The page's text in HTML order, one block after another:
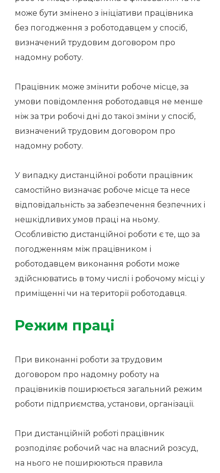
може бути змінено з ініціативи працівника
без погодження з роботодавцем у спосіб,
визначений трудовим договором про
надомну роботу.
Працівник може змінити робоче місце, за
умови повідомлення роботодавця не менше
ніж за три робочі дні до такої зміни у спосіб,
визначений трудовим договором про
надомну роботу.
У випадку дистанційної роботи працівник
самостійно визначає робоче місце та несе
відповідальність за забезпечення безпечних і
нешкідливих умов праці на ньому.
Особливістю дистанційної роботи є те, що за
погодженням між працівником і
роботодавцем виконання роботи може
здійснюватись в тому числі і робочому місці у
приміщенні чи на території роботодавця.
Режим праці
При виконанні роботи за трудовим
договором про надомну роботу на
працівників поширюється загальний режим
роботи підприємства, установи, організації.
При дистанційній роботі працівник
розподіляє робочий час на власний розсуд,
на нього не поширюються правила